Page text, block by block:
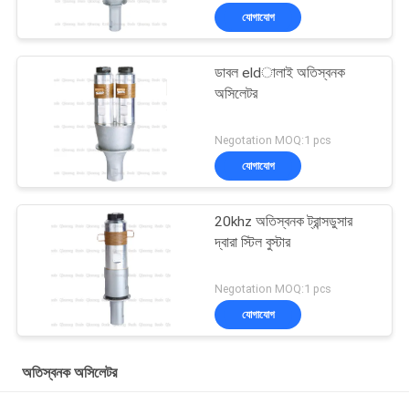
যোগাযোগ
ডাবল eldালাই অতিস্বনক
অসিলেটর
Negotation MOQ:1 pcs
যোগাযোগ
20khz অতিস্বনক ট্রান্সডুসার
দ্বারা স্টিল বুস্টার
Negotation MOQ:1 pcs
যোগাযোগ
অতিস্বনক অসিলেটর